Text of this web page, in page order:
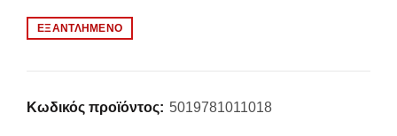
ΕΞΑΝΤΛΗΜΈΝΟ
Κωδικός προϊόντος: 5019781011018